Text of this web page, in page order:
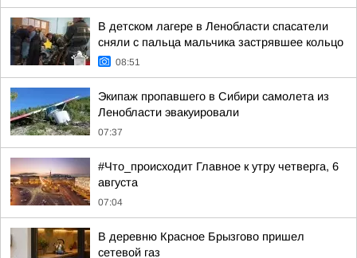
В детском лагере в Ленобласти спасатели
сняли с пальца мальчика застрявшее кольцо
08:51
Экипаж пропавшего в Сибири самолета из
Ленобласти эвакуировали
07:37
#Что_происходит Главное к утру четверга, 6
августа
07:04
В деревню Красное Брызгово пришел
сетевой газ